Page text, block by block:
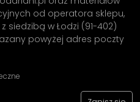
od operatora sklepu,
siedzibą w Łodzi (91-402)
powyżej adres poczty